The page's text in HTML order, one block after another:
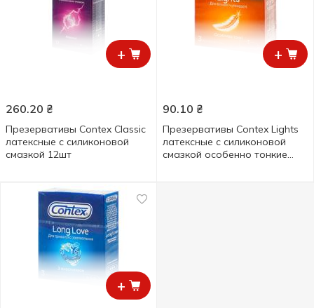
+
260.20 ₴
Презервативы Contex Classic
латексные с силиконовой
смазкой 12шт
+
90.10 ₴
Презервативы Contex Lights
латексные с силиконовой
смазкой особенно тонкие
+